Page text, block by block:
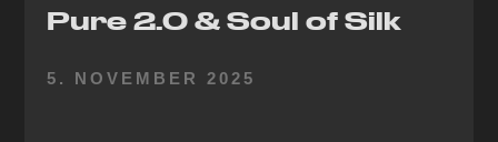
Pure 2.0 & Soul of Silk
5. NOVEMBER 2025